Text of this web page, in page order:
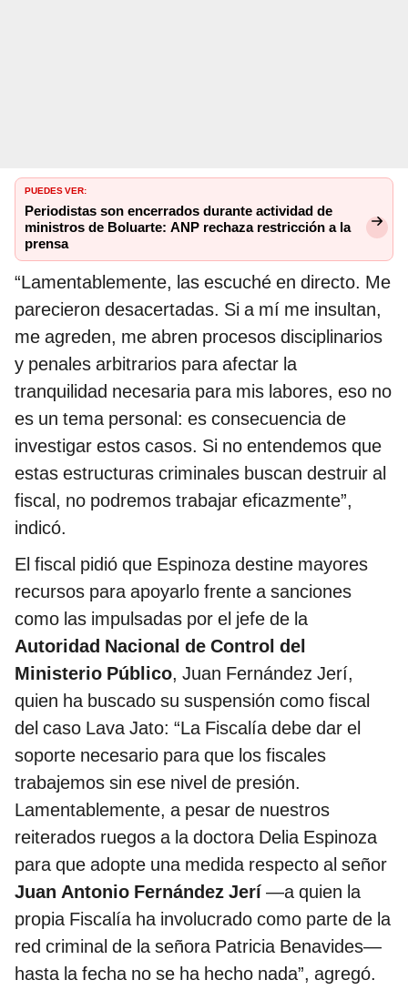
PUEDES VER:
Periodistas son encerrados durante actividad de
ministros de Boluarte: ANP rechaza restricción a la
prensa
“Lamentablemente, las escuché en directo. Me
parecieron desacertadas. Si a mí me insultan,
me agreden, me abren procesos disciplinarios
y penales arbitrarios para afectar la
tranquilidad necesaria para mis labores, eso no
es un tema personal: es consecuencia de
investigar estos casos. Si no entendemos que
estas estructuras criminales buscan destruir al
fiscal, no podremos trabajar eficazmente”,
indicó.
El fiscal pidió que Espinoza destine mayores
recursos para apoyarlo frente a sanciones
como las impulsadas por el jefe de la
Autoridad Nacional de Control del
Ministerio Público, Juan Fernández Jerí,
quien ha buscado su suspensión como fiscal
del caso Lava Jato: “La Fiscalía debe dar el
soporte necesario para que los fiscales
trabajemos sin ese nivel de presión.
Lamentablemente, a pesar de nuestros
reiterados ruegos a la doctora Delia Espinoza
para que adopte una medida respecto al señor
Juan Antonio Fernández Jerí —a quien la
propia Fiscalía ha involucrado como parte de la
red criminal de la señora Patricia Benavides—
hasta la fecha no se ha hecho nada”, agregó.